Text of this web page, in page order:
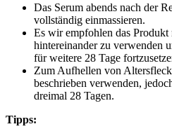
Das Serum abends nach der
vollständig einmassieren.
Es wir empfohlen das Produkt
hintereinander zu verwenden
für weitere 28 Tage
Zum Aufhellen von
beschrieben verwenden,
dreimal 28 Tagen.
Tipps: